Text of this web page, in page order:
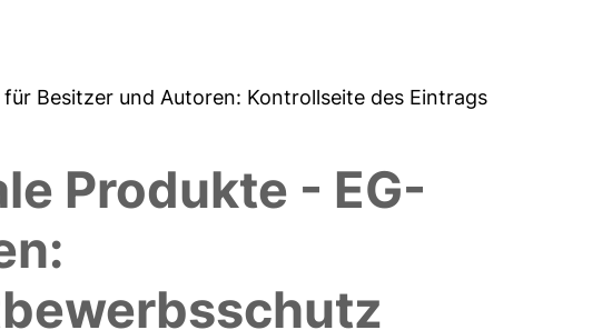
für Besitzer und Autoren: Kontrollseite des Eintrags
Produkte - EG-